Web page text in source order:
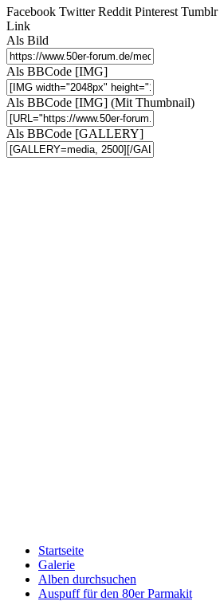
Facebook Twitter Reddit Pinterest Tumblr
Link
Als Bild
Als BBCode [IMG]
Als BBCode [IMG] (Mit Thumbnail)
Als BBCode [GALLERY]
Startseite
Galerie
Alben durchsuchen
Auspuff für den 80er Parmakit